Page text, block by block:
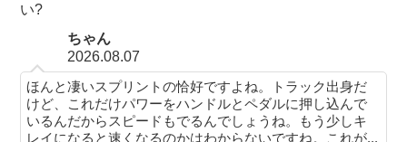
い?
ちゃん
2026.08.07
ほんと凄いスプリントの恰好ですよね。トラック出身だ
けど、これだけパワーをハンドルとペダルに押し込んで
いるんだからスピードもでるんでしょうね。もう少しキ
レイになると速くなるのかはわからないですね。これが...